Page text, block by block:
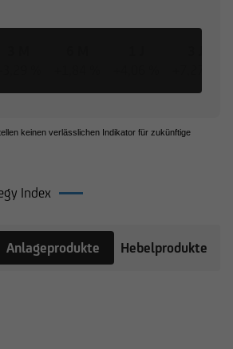
keinen verlässlichen Indikator für zukünftige
Index
Anlageprodukte Hebelprodukte